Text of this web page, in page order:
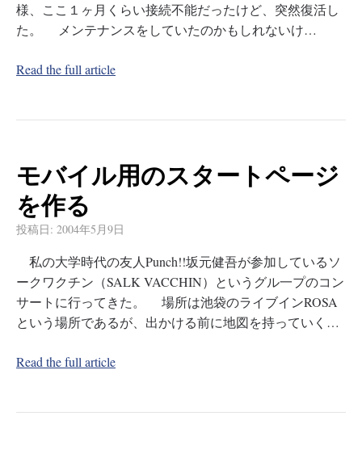
様、ここ１ヶ月くらい接続不能だったけど、突然復活し
た。 メンテナンスをしていたのかもしれないけ…
Read the full article
モバイル用のスタートページ
を作る
投稿日: 2004年5月9日
私の大学時代の友人Punch!!坂元健吾が参加しているソ
ークワクチン（SALK VACCHIN）というグル一プのコン
サートに行ってきた。 場所は池袋のライブインROSA
という場所であるが、出かける前に地図を持っていく…
Read the full article